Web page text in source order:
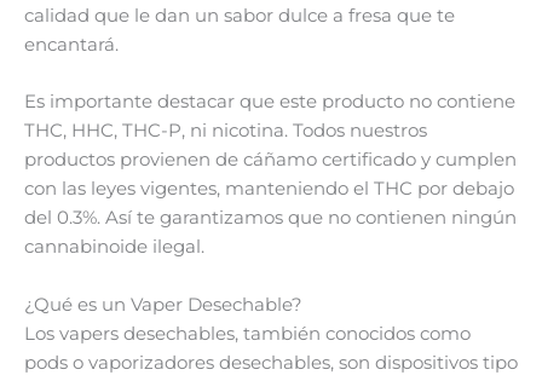
calidad que le dan un sabor dulce a fresa que te
encantará.
Es importante destacar que este producto no contiene
THC, HHC, THC-P, ni nicotina. Todos nuestros
productos provienen de cáñamo certificado y cumplen
con las leyes vigentes, manteniendo el THC por debajo
del 0.3%. Así te garantizamos que no contienen ningún
cannabinoide ilegal.
¿Qué es un Vaper Desechable?
Los vapers desechables, también conocidos como
pods o vaporizadores desechables, son dispositivos tipo